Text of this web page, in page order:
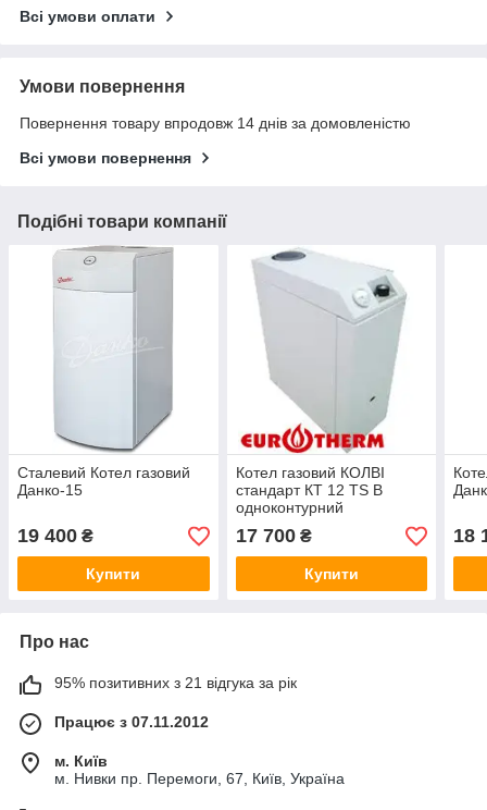
Всі умови оплати
Умови повернення
Повернення товару впродовж 14 днів за домовленістю
Всі умови повернення
Подібні товари компанії
Сталевий Котел газовий
Данко-15
19 400 ₴
Купити
Котел газовий КОЛВІ
стандарт КТ 12 TS В
одноконтурний
17 700₴
Купити
18
Про нас
95% позитивних з 21 відгука за рік
Працює з 07.11.2012
м. Київ
м. Нивки пр. Перемоги, 67, Київ, Україна